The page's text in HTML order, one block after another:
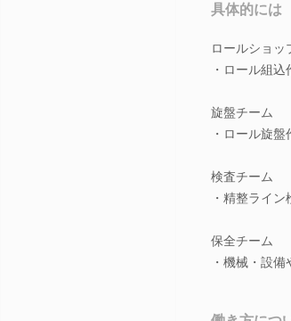
具体的には
ロールショッ
・ロール組
旋盤チーム
・ロール旋
検査チーム
・精整ライ
保全チーム
・機械・設